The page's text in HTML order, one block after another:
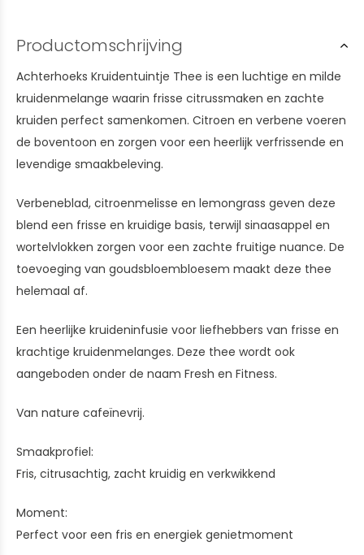
Productomschrijving
Achterhoeks Kruidentuintje Thee is een luchtige en milde
kruidenmelange waarin frisse citrussmaken en zachte
kruiden perfect samenkomen. Citroen en verbene voeren
de boventoon en zorgen voor een heerlijk verfrissende en
levendige smaakbeleving.
Verbeneblad, citroenmelisse en lemongrass geven deze
blend een frisse en kruidige basis, terwijl sinaasappel en
wortelvlokken zorgen voor een zachte fruitige nuance. De
toevoeging van goudsbloembloesem maakt deze thee
helemaal af.
Een heerlijke kruideninfusie voor liefhebbers van frisse en
krachtige kruidenmelanges. Deze thee wordt ook
aangeboden onder de naam Fresh en Fitness.
Van nature cafeïnevrij.
Smaakprofiel:
Fris, citrusachtig, zacht kruidig en verkwikkend
Moment:
Perfect voor een fris en energiek genietmoment